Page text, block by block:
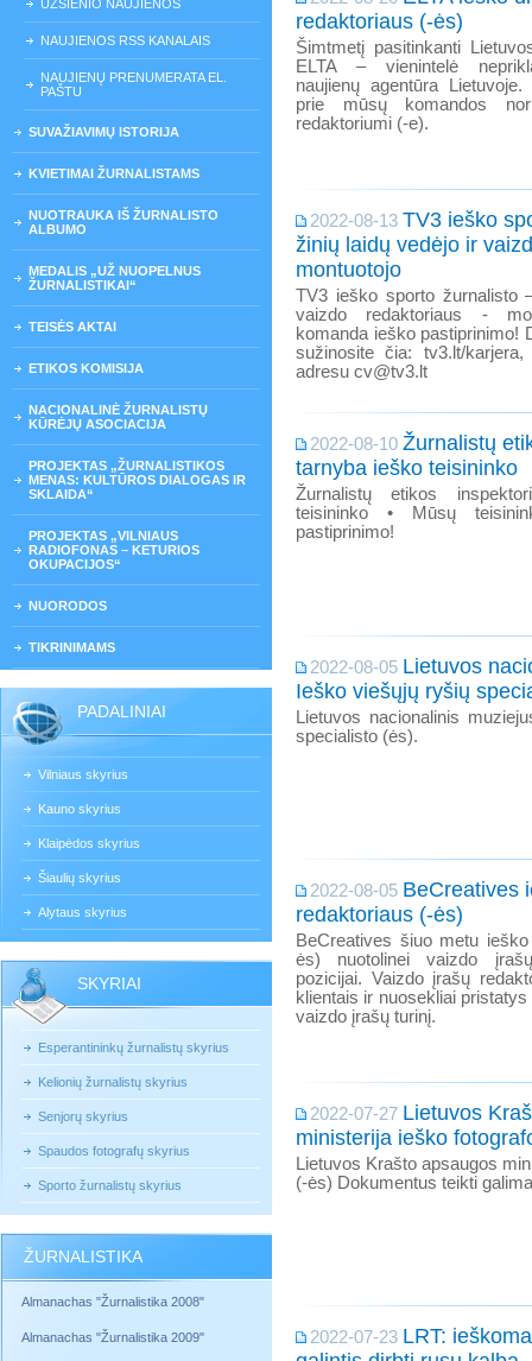
UŽSIENIO NAUJIENOS
NAUJIENOS RSS KANALAIS
NAUJIENŲ PRENUMERATA EL.
PAŠTU
SUVAŽIAVIMŲ ISTORIJA
KVIETIMAI ŽURNALISTAMS
NUOTRAUKA IŠ ŽURNALISTO
ALBUMO
MEDALIS „UŽ NUOPELNUS
ŽURNALISTIKAI“
TEISĖS AKTAI
ETIKOS KOMISIJA
NACIONALINĖ ŽURNALISTŲ
KŪRĖJŲ ASOCIACIJA
PROJEKTAS „ŽURNALISTIKOS
MENAS: KULTŪROS DIALOGAS IR
SKLAIDA“
PROJEKTAS „VILNIAUS
RADIOFONAS – KETURIOS
OKUPACIJOS“
NUORODOS
TIKRINIMAMS
PADALINIAI
Vilniaus skyrius
Kauno skyrius
Klaipėdos skyrius
Šiaulių skyrius
Alytaus skyrius
SKYRIAI
Esperantininkų žurnalistų skyrius
Kelionių žurnalistų skyrius
Senjorų skyrius
Spaudos fotografų skyrius
Sporto žurnalistų skyrius
ŽURNALISTIKA
Almanachas "Žurnalistika 2008"
Almanachas "Žurnalistika 2009"
redaktoriaus (-ės)
Šimtmetį pasitinkanti
ELTA – vienintelė
naujienų agentūra
prie mūsų komandos
redaktoriumi (-e).
2022-08-13 TV3 ieško
žinių laidų vedėjo ir
montuotojo
TV3 ieško sporto žurnalisto
vaizdo redaktoriaus -
komanda ieško pastiprinimo!
sužinosite čia: tv3.lt/
adresu cv@tv3.lt
2022-08-10 Žurnalistų
tarnyba ieško teisininko
Žurnalistų etikos
teisininko • Mūsų
pastiprinimo!
2022-08-05 Lietuvos
Ieško viešųjų ryšių
Lietuvos nacionalinis
specialisto (ės).
2022-08-05 BeCreatives
redaktoriaus (-ės)
BeCreatives šiuo metu
ės) nuotolinei vaizdo
pozicijai. Vaizdo įrašų
klientais ir nuosekliai
vaizdo įrašų turinį.
2022-07-27 Lietuvos
ministerija ieško
Lietuvos Krašto apsaugos
(-ės) Dokumentus teikti
2022-07-23 LRT: